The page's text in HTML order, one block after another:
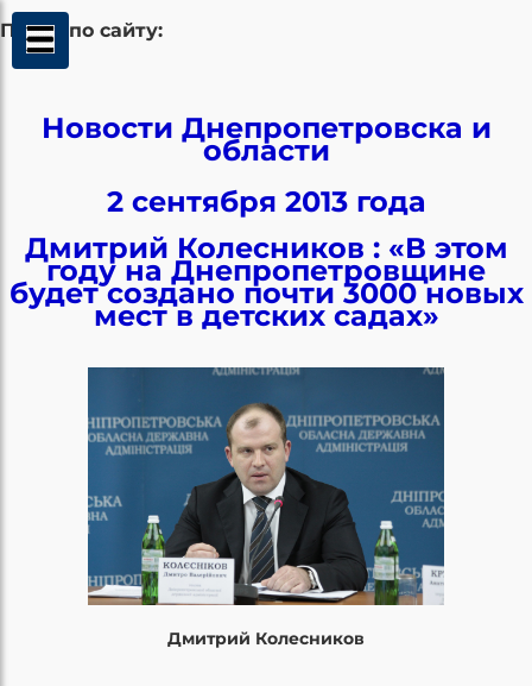
Поиск по сайту:
Новости Днепропетровска и
области
2 сентября 2013 года
Дмитрий Колесников : «В этом
году на Днепропетровщине
будет создано почти 3000 новых
мест в детских садах»
Дмитрий Колесников